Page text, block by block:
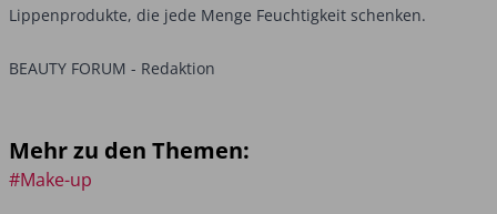
Lippenprodukte, die jede Menge Feuchtigkeit schenken.
BEAUTY FORUM - Redaktion
Mehr zu den Themen:
#Make-up